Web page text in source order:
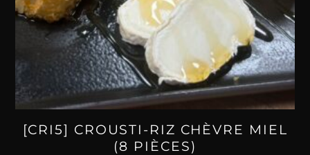
[CRI5] CROUSTI-RIZ CHÈVRE MIEL
(8 PIÈCES)